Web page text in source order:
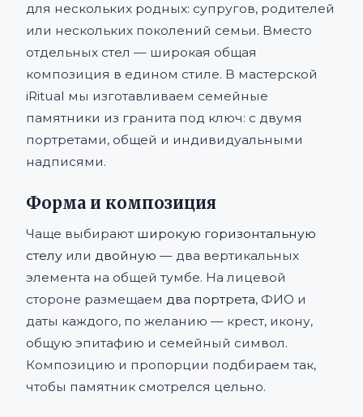
для нескольких родных: супругов, родителей
или нескольких поколений семьи. Вместо
отдельных стел — широкая общая
композиция в едином стиле. В мастерской
iRitual мы изготавливаем семейные
памятники из гранита под ключ: с двумя
портретами, общей и индивидуальными
надписями.
Форма и композиция
Чаще выбирают широкую горизонтальную
стелу или двойную — два вертикальных
элемента на общей тумбе. На лицевой
стороне размещаем два портрета, ФИО и
даты каждого, по желанию — крест, икону,
общую эпитафию и семейный символ.
Композицию и пропорции подбираем так,
чтобы памятник смотрелся цельно.